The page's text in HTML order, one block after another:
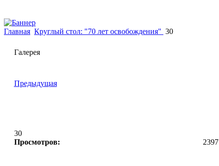
Главная Круглый стол: "70 лет освобождения" 30
Галерея
Предыдущая
30
Просмотров:
2397